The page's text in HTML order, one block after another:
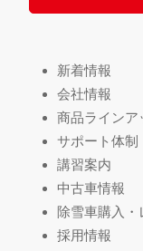
新着情報
会社情報
商品ラインア
サポート体制
講習案内
中古車情報
除雪車購入・
採用情報